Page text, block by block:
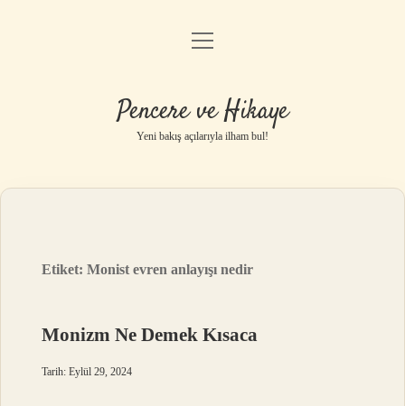
Anasayfa
Yasal Uyarı
menüyü
Pencere ve Hikaye
Yeni bakış açılarıyla ilham bul!
Etiket:Monist evren anlayışı nedir
Monizm Ne Demek Kısaca
Tarih: Eylül 29, 2024